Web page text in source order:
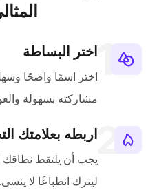
اختر البساطة
اختر اسمًا واضحًا
مشاركته بسهولة
اربطه بعلامتك
يجب أن يلتقط نطاقك
ليترك انطباعًا لا ينسى.